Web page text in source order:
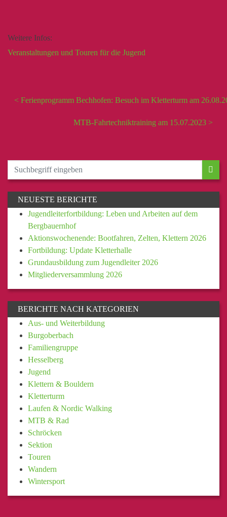
Weitere Infos:
Veranstaltungen und Touren für die Jugend
< Ferienprogramm Bechhofen: Besuch im Kletterturm am
MTB-Fahrtechniktraining am 15.07.2023 >
NEUESTE BERICHTE
Jugendleiterfortbildung: Leben und Arbeiten auf dem
Bergbauernhof
Aktionswochenende: Bootfahren, Zelten, Klettern 2026
Fortbildung: Update Kletterhalle
Grundausbildung zum Jugendleiter 2026
Mitgliederversammlung 2026
BERICHTE NACH KATEGORIEN
Aus- und Weiterbildung
Burgoberbach
Familiengruppe
Hesselberg
Jugend
Klettern & Bouldern
Kletterturm
Laufen & Nordic Walking
MTB & Rad
Schröcken
Sektion
Touren
Wandern
Wintersport